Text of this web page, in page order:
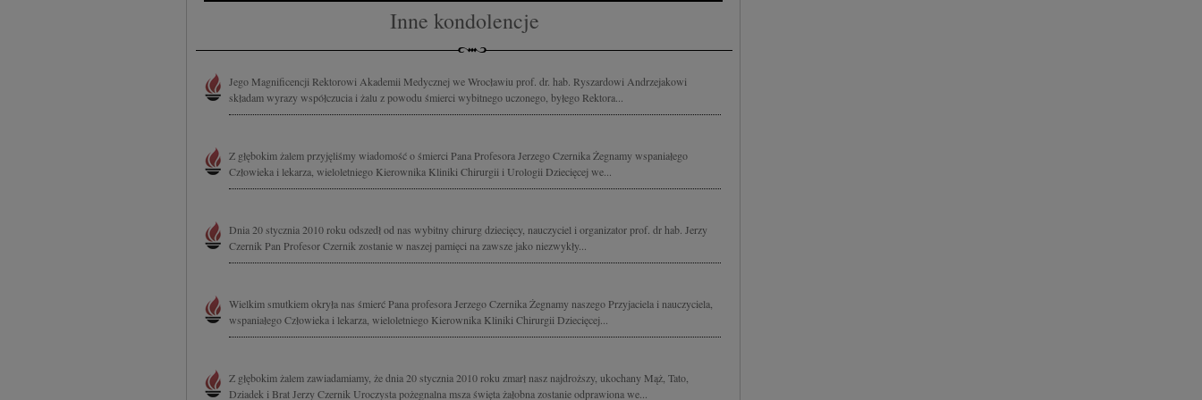
Inne kondolencje
Jego Magnificencji Rektorowi Akademii Medycznej we Wrocławiu prof. dr. hab. Ryszardowi Andrzejakowi
składam wyrazy współczucia i żalu z powodu śmierci wybitnego uczonego, byłego Rektora...
Z głębokim żalem przyjęliśmy wiadomość o śmierci Pana Profesora Jerzego Czernika Żegnamy wspaniałego
Człowieka i lekarza, wieloletniego Kierownika Kliniki Chirurgii i Urologii Dziecięcej we...
Dnia 20 stycznia 2010 roku odszedł od nas wybitny chirurg dziecięcy, nauczyciel i organizator prof. dr hab. Jerzy
Czernik Pan Profesor Czernik zostanie w naszej pamięci na zawsze jako niezwykły...
Wielkim smutkiem okryła nas śmierć Pana profesora Jerzego Czernika Żegnamy naszego Przyjaciela i nauczyciela,
wspaniałego Człowieka i lekarza, wieloletniego Kierownika Kliniki Chirurgii Dziecięcej...
Z głębokim żalem zawiadamiamy, że dnia 20 stycznia 2010 roku zmarł nasz najdroższy, ukochany Mąż, Tato,
Dziadek i Brat Jerzy Czernik Uroczysta pożegnalna msza święta żałobna zostanie odprawiona we...